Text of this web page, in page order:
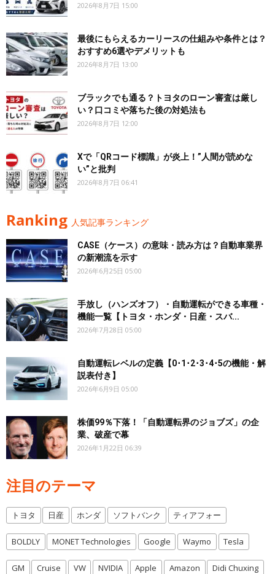
2026年8月7日 15:00
最後にもらえるカーリースの仕組みや条件とは？
おすすめ6選やデメリットも
2026年8月7日 13:00
ブラックでも通る？トヨタのローン審査は厳し
い？口コミや落ちた後の対処法も
2026年8月7日 12:00
Xで「QRコード標識」が炎上！”人間が読めな
い”と批判
2026年8月7日 06:41
Ranking 人気記事ランキング
CASE（ケース）の意味・読み方は？自動車業界
の新潮流を示す
2026年6月25日 05:00
手放し（ハンズオフ）・自動運転ができる車種・
機能一覧【トヨタ・ホンダ・日産・スバ...
2026年7月28日 05:00
自動運転レベルの定義【0･1･2･3･4･5の機能・解
説表付き】
2026年6月9日 05:00
株価99％下落！「自動運転界のジョブズ」の企
業、破産で幕
2026年1月22日 06:39
注目のテーマ
トヨタ 日産 ホンダ ソフトバンク ティアフォー
BOLDLY MONET Technologies Google Waymo Tesla
GM Cruise VW NVIDIA Apple Amazon Didi Chuxing